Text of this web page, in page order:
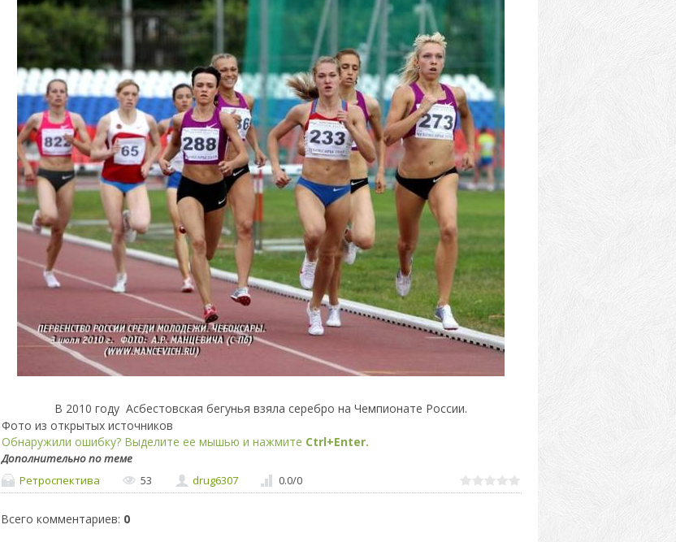
В 2010 году Асбестовская бегунья взяла серебро на Чемпионате России.
Фото из открытых источников
Обнаружили ошибку? Выделите ее мышью и нажмите Ctrl+Enter.
Дополнительно по теме
Ретроспектива
53 drug6307 0.0/0
Всего комментариев: 0